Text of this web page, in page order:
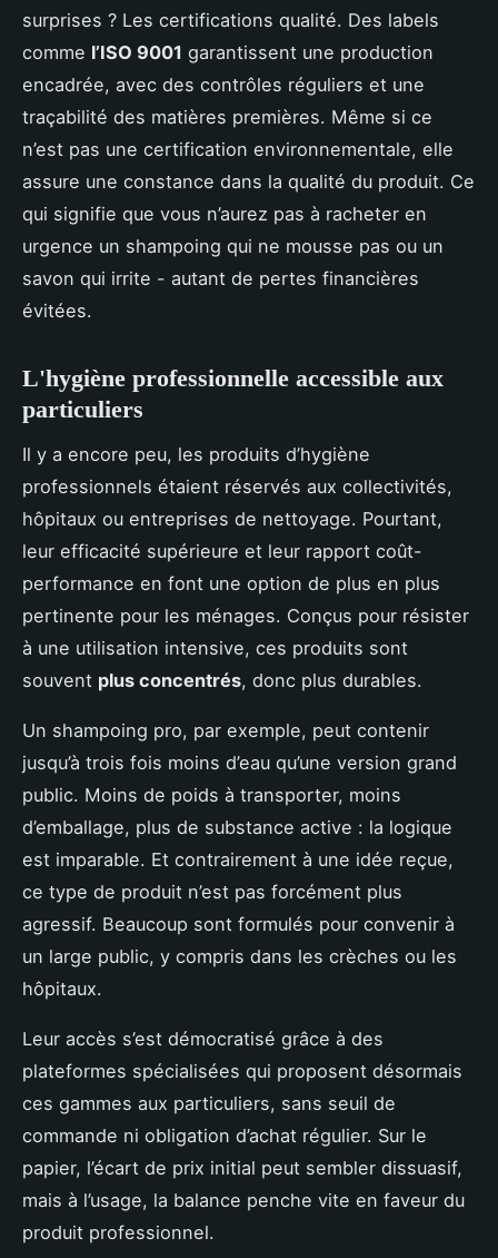
surprises ? Les certifications qualité. Des labels
comme l’ISO 9001 garantissent une production
encadrée, avec des contrôles réguliers et une
traçabilité des matières premières. Même si ce
n’est pas une certification environnementale, elle
assure une constance dans la qualité du produit. Ce
qui signifie que vous n’aurez pas à racheter en
urgence un shampoing qui ne mousse pas ou un
savon qui irrite - autant de pertes financières
évitées.
L'hygiène professionnelle accessible aux
particuliers
Il y a encore peu, les produits d’hygiène
professionnels étaient réservés aux collectivités,
hôpitaux ou entreprises de nettoyage. Pourtant,
leur efficacité supérieure et leur rapport coût-
performance en font une option de plus en plus
pertinente pour les ménages. Conçus pour résister
à une utilisation intensive, ces produits sont
souvent plus concentrés, donc plus durables.
Un shampoing pro, par exemple, peut contenir
jusqu’à trois fois moins d’eau qu’une version grand
public. Moins de poids à transporter, moins
d’emballage, plus de substance active : la logique
est imparable. Et contrairement à une idée reçue,
ce type de produit n’est pas forcément plus
agressif. Beaucoup sont formulés pour convenir à
un large public, y compris dans les crèches ou les
hôpitaux.
Leur accès s’est démocratisé grâce à des
plateformes spécialisées qui proposent désormais
ces gammes aux particuliers, sans seuil de
commande ni obligation d’achat régulier. Sur le
papier, l’écart de prix initial peut sembler dissuasif,
mais à l’usage, la balance penche vite en faveur du
produit professionnel.